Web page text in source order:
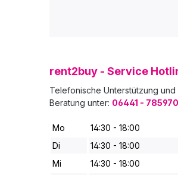
rent2buy - Service
Telefonische Unterstützung und
Beratung unter: 06441 - 785970
Mo
14:30 - 18:00
Di
14:30 - 18:00
Mi
14:30 - 18:00